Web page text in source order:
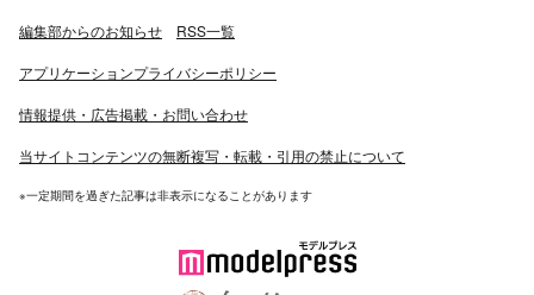
編集部からのお知らせ RSS一覧
アプリケーションプライバシーポリシー
情報提供・広告掲載・お問い合わせ
当サイトコンテンツの無断複写・転載・引用の禁止について
※一定期間を過ぎた記事は非表示になることがあります